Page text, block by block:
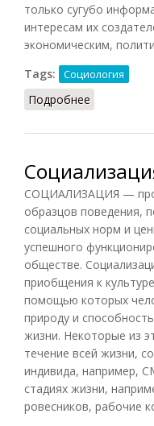
только сугубо
интересам их
экономическим,
Tags:
Социология
Подробнее
СОЦИАЛИЗАЦИЯ —
образцов поведения,
социальных норм и
успешного
обществе.
приобщения к
помощью которых
природу и
жизни. Некоторые из
течение всей жизни,
индивида, например,
стадиях жизни,
ровесников, рабочие